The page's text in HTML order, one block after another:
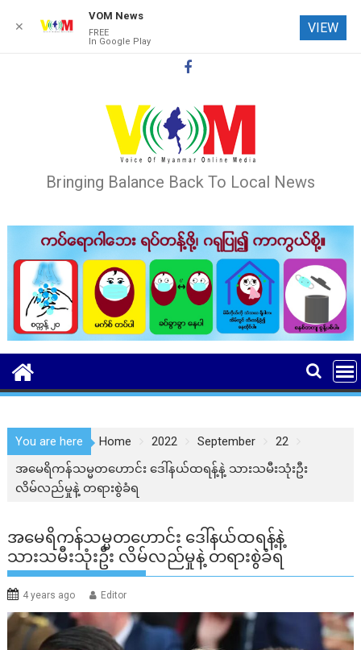
Bringing Balance Back To Local News
You are here Home 2022 September
22
အမေရိကန်သမ္မတဟောင်း ဒေါ်နယ်ထရန့်နဲ့ သားသမီးသုံးဦး
လိမ်လည်မှုနဲ့ တရားစွဲခံရ
အမေရိကန်သမ္မတဟောင်း ဒေါ်နယ်ထရန့်နဲ့
သားသမီးသုံးဦး လိမ်လည်မှုနဲ့ တရားစွဲခံရ
4 years ago Editor
✕
VOM News
FREE
In Google Play
VIEW